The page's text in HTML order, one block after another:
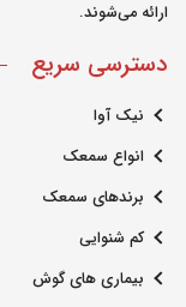
ارائه می‌شوند.
دسترسی سریع
نیک آوا
انواع سمعک
برندهای سمعک
کم شنوایی
بیماری های گوش